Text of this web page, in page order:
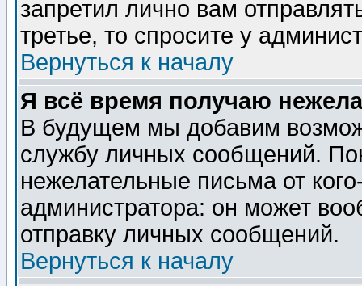
запретил лично вам
третье, то спросите у
Вернуться к началу
Я всё время получаю
В будущем мы добавим
службу личных сообщений.
нежелательные письма от
администратора: он может
отправку личных сообщений.
Вернуться к началу